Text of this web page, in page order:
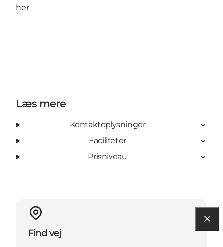
her
Læs mere
Kontaktoplysninger
Faciliteter
Prisniveau
Find vej